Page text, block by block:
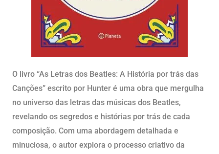
O livro “As Letras dos Beatles: A História por trás das
Canções” escrito por Hunter é uma obra que mergulha
no universo das letras das músicas dos Beatles,
revelando os segredos e histórias por trás de cada
composição. Com uma abordagem detalhada e
minuciosa, o autor explora o processo criativo da